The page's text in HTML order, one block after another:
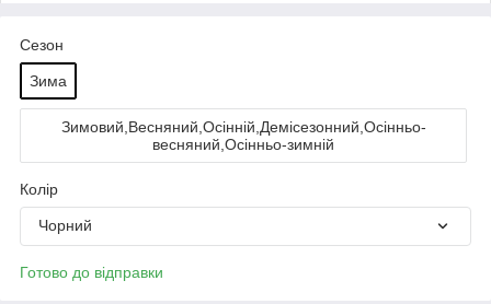
Сезон
Зима
Зимовий,Весняний,Осінній,Демісезонний,Осінньо-
весняний,Осінньо-зимній
Колір
Чорний
Готово до відправки